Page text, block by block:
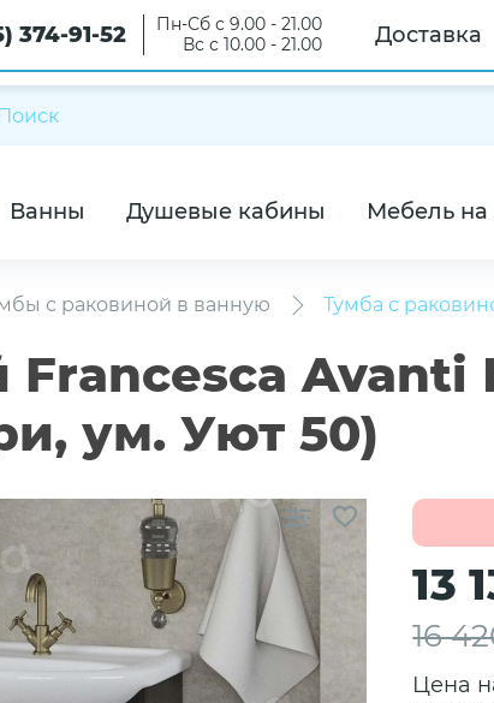
374-91-52
Пн-Сб с 9.00 - 21.00
Вс с 10.00 - 21.00
Доставка
Ванны Душевые кабины Мебель на
с раковиной в ванную Тумба с
Francesca Avanti
ум. Уют 50)
13
16
Цена